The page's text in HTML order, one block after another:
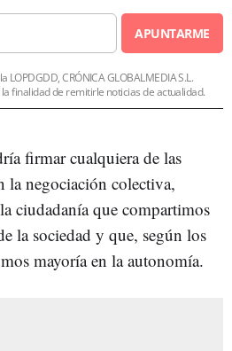
APUNTARME
LOPDGDD, CRÓNICA GLOBALMEDIA S.L.
finalidad de remitirle noticias de actualidad.
firmar cualquiera de las
la negociación colectiva,
ciudadanía que compartimos
la sociedad y que, según los
mayoría en la autonomía.